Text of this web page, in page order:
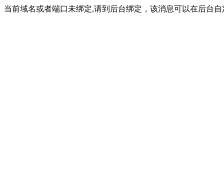
当前域名或者端口未绑定,请到后台绑定，该消息可以在后台自